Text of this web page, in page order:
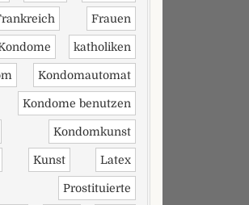
Frauen
katholiken
Kondomautomat
Kondome benutzen
Kondomkunst
Kunst Latex
Prostituierte